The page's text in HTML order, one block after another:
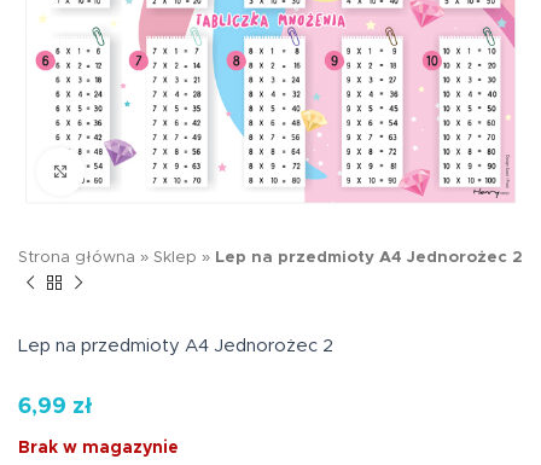
Kliknij aby powiększyć
Strona główna » Sklep » Lep na przedmioty A4 Jednorożec 2
Lep na przedmioty A4 Jednorożec 2
6,99 zł
Brak w magazynie